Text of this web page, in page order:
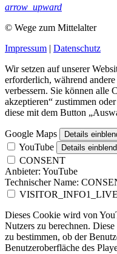
arrow_upward
© Wege zum Mittelalter
Impressum | Datenschutz
Wir setzen auf unserer
erforderlich, während
verbessern. Sie können alle
akzeptieren“ zustimmen
diese mit dem Button
Google Maps Details
YouTube Details
CONSENT
Anbieter: YouTube
Technischer Name:
VISITOR_INFO1_LIVE
Dieses Cookie wird von
Nutzers zu berechnen.
zu bestimmen, ob der
Benutzeroberfläche des